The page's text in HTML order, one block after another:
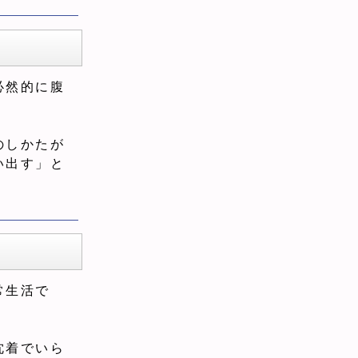
然的に腹
しかたが
す」と
生活で
でいら